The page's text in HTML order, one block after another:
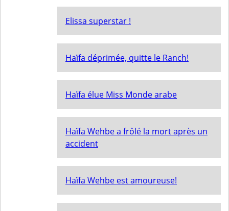
Elissa superstar !
Haïfa déprimée, quitte le Ranch!
Haïfa élue Miss Monde arabe
Haïfa Wehbe a frôlé la mort après un
accident
Haïfa Wehbe est amoureuse!